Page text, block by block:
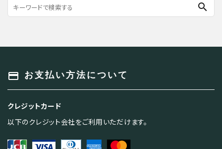
search
payment お支払い方法について
クレジットカード
以下のクレジット会社をご利用いただけます。